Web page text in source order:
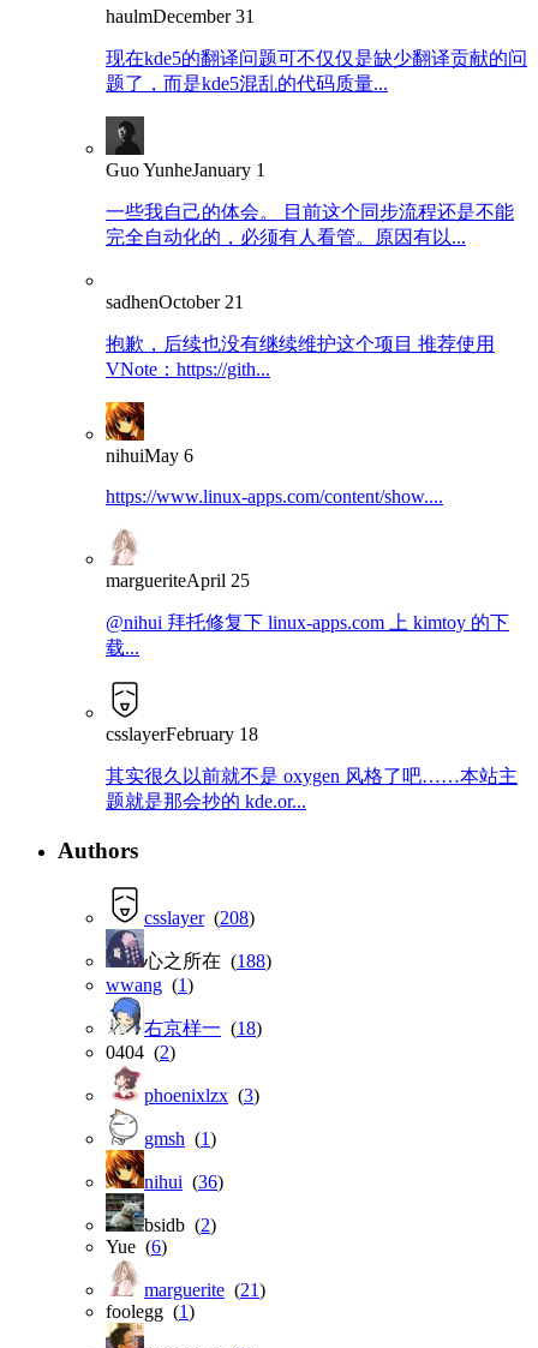
haulmDecember 31
现在kde5的翻译问题可不仅仅是缺少翻译贡献的问
题了，而是kde5混乱的代码质量...
Guo YunheJanuary 1
一些我自己的体会。 目前这个同步流程还是不能
完全自动化的，必须有人看管。原因有以...
sadhenOctober 21
抱歉，后续也没有继续维护这个项目 推荐使用
VNote：https://gith...
nihuiMay 6
https://www.linux-apps.com/content/show....
margueriteApril 25
@nihui 拜托修复下 linux-apps.com 上 kimtoy 的下
载...
csslayerFebruary 18
其实很久以前就不是 oxygen 风格了吧……本站主
题就是那会抄的 kde.or...
Authors
csslayer(208)
心之所在 (188)
wwang (1)
右京样一 (18)
0404 (2)
phoenixlzx (3)
gmsh (1)
nihui (36)
bsidb (2)
Yue (6)
marguerite (21)
foolegg (1)